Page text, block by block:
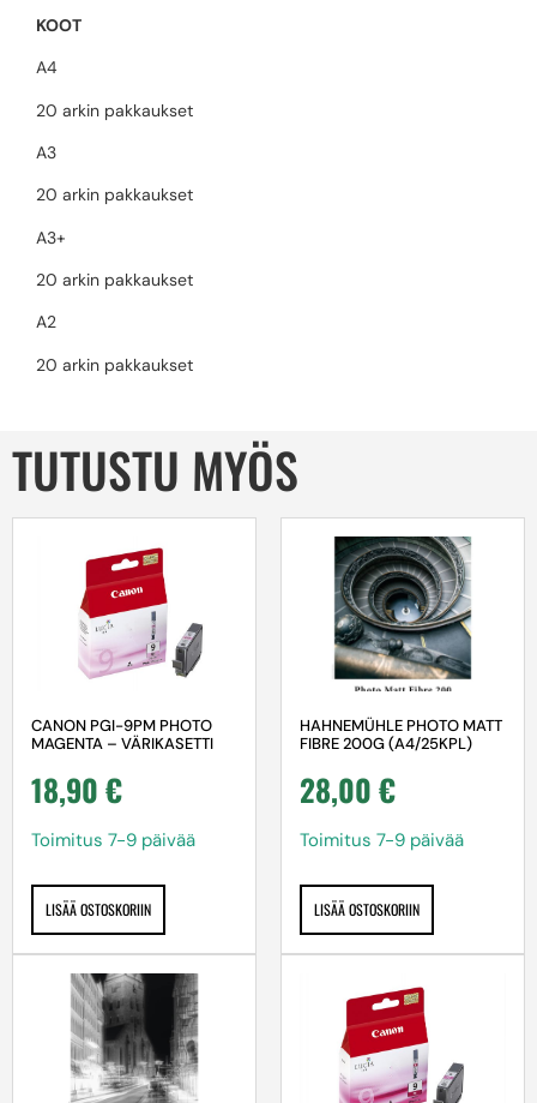
KOOT
A4
20 arkin pakkaukset
A3
20 arkin pakkaukset
A3+
20 arkin pakkaukset
A2
20 arkin pakkaukset
TUTUSTU MYÖS
CANON PGI-9PM PHOTO
MAGENTA – VÄRIKASETTI
18,90€
Toimitus 7-9 päivää
LISÄÄ OSTOSKORIIN
HAHNEMÜHLE PHOTO MATT
FIBRE 200G (A4/25KPL)
28,00€
Toimitus 7-9 päivää
LISÄÄ OSTOSKORIIN